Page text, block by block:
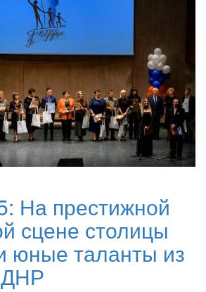
На престижной
сцене столицы
юные таланты из